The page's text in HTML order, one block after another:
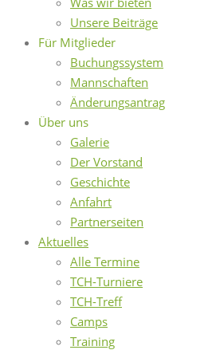
Unsere Beiträge
Für Mitglieder
Buchungssystem
Mannschaften
Änderungsantrag
Über uns
Galerie
Der Vorstand
Geschichte
Anfahrt
Partnerseiten
Aktuelles
Alle Termine
TCH-Turniere
TCH-Treff
Camps
Training